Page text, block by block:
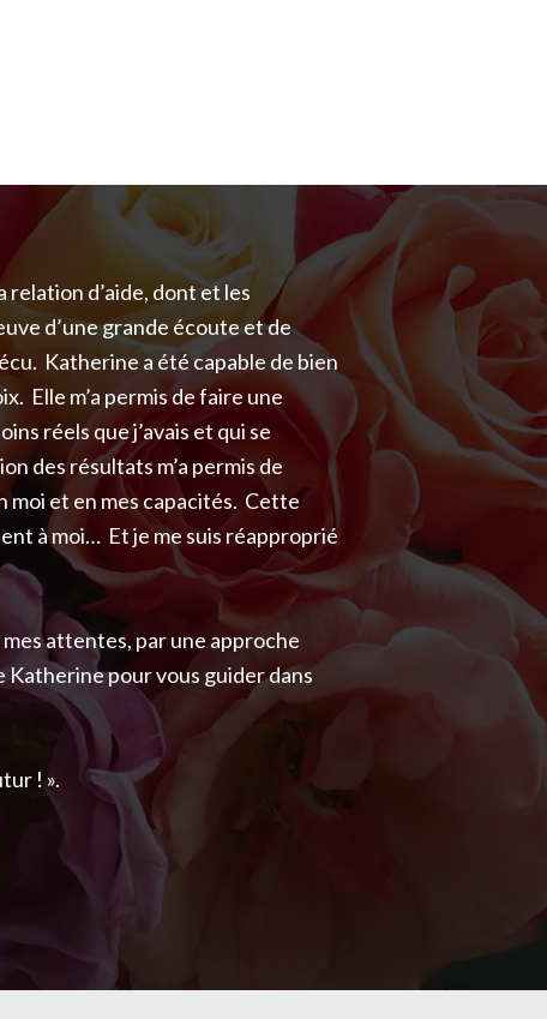
d’aide, dont et les
d’une grande écoute et de
Katherine a été capable de bien
Elle m’a permis de faire une
réels que j’avais et qui se
des résultats m’a permis de
moi et en mes capacités. Cette
à moi… Et je me suis réapproprié
attentes, par une approche
Katherine pour vous guider dans
! ».